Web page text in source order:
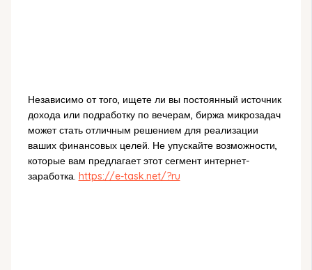
Независимо от того, ищете ли вы постоянный источник
дохода или подработку по вечерам, биржа микрозадач
может стать отличным решением для реализации
ваших финансовых целей. Не упускайте возможности,
которые вам предлагает этот сегмент интернет-
заработка. https://e-task.net/?ru